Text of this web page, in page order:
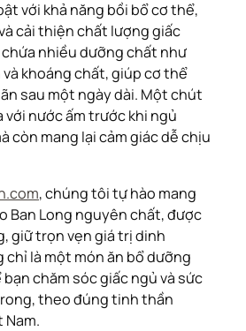
với khả năng bồi bổ cơ thể,
cải thiện chất lượng giấc
nhiều dưỡng chất như
khoáng chất, giúp cơ thể
sau một ngày dài. Một chút
với nước ấm trước khi ngủ
còn mang lại cảm giác dễ chịu
, chúng tôi tự hào mang
Ban Long nguyên chất, được
giữ trọn vẹn giá trị dinh
là một món ăn bổ dưỡng
bạn chăm sóc giấc ngủ và sức
theo đúng tinh thần